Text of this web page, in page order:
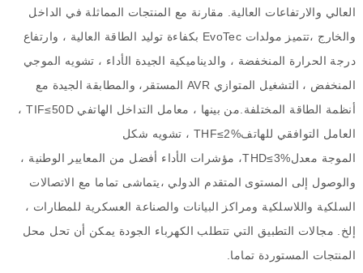
العالي والارتفاعات العالية
مقارنة مع المنتجات المماثلة في الداخل
والخارج ،تتميز مولدات EvoTec بكفاءة توليد الطاقة العالية ، وارتفاع
درجة الحرارة المنخفضة ، والديناميكية الجيدة الأداء ، تشويه الموجي
المنخفض ، التشغيل المتوازي AVR المستقر، والمطابقة الجيدة مع
أنظمة الطاقة المختلفة من بينها ، معامل التداخل الهاتفي TIF≤50D ،
العامل التوافقي للهاتف
THF≤2%
، تشويه شكل
الموجة معدل THD≤3%
، مؤشرات الأداء أفضل من المعايير الوطنية ،
والوصول إلى المستوى المتقدم الدولي ،يتماشى تماما مع الاتصالات
السلكية واللاسلكية ومراكز البيانات والصناعة العسكرية للمطارات ،
إلخ
مجالات التطبيق التي تتطلب الكهرباء الجودة يمكن أن تحل محل
المنتجات المستوردة تماما